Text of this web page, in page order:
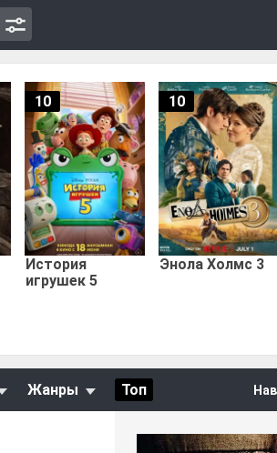
История
игрушек 5
10
Энола Холмс 3
10
Жанры Топ